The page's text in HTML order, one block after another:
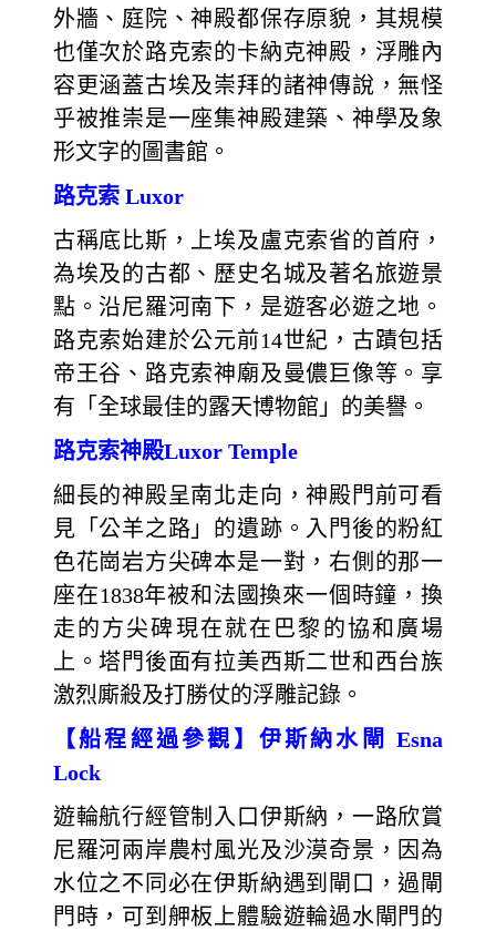
外牆、庭院、神殿都保存原貌，其規模
也僅次於路克索的卡納克神殿，浮雕內
容更涵蓋古埃及崇拜的諸神傳說，無怪
乎被推崇是一座集神殿建築、神學及象
形文字的圖書館。
路克索 Luxor
古稱底比斯，上埃及盧克索省的首府，
為埃及的古都、歷史名城及著名旅遊景
點。沿尼羅河南下，是遊客必遊之地。
路克索始建於公元前14世紀，古蹟包括
帝王谷、路克索神廟及曼儂巨像等。享
有「全球最佳的露天博物館」的美譽。
路克索神殿Luxor Temple
細長的神殿呈南北走向，神殿門前可看
見「公羊之路」的遺跡。入門後的粉紅
色花崗岩方尖碑本是一對，右側的那一
座在1838年被和法國換來一個時鐘，換
走的方尖碑現在就在巴黎的協和廣場
上。塔門後面有拉美西斯二世和西台族
激烈廝殺及打勝仗的浮雕記錄。
【船程經過參觀】伊斯納水閘 Esna
Lock
遊輪航行經管制入口伊斯納，一路欣賞
尼羅河兩岸農村風光及沙漠奇景，因為
水位之不同必在伊斯納遇到閘口，過閘
門時，可到舺板上體驗遊輪過水閘門的